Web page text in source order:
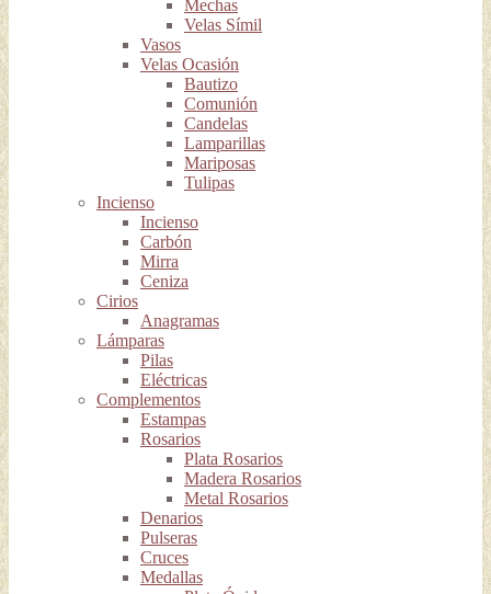
Mechas
Velas Símil
Vasos
Velas Ocasión
Bautizo
Comunión
Candelas
Lamparillas
Mariposas
Tulipas
Incienso
Incienso
Carbón
Mirra
Ceniza
Cirios
Anagramas
Lámparas
Pilas
Eléctricas
Complementos
Estampas
Rosarios
Plata Rosarios
Madera Rosarios
Metal Rosarios
Denarios
Pulseras
Cruces
Medallas